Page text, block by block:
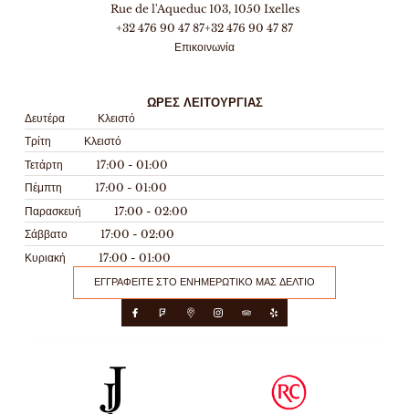
Rue de l'Aqueduc 103, 1050 Ixelles
+32 476 90 47 87+32 476 90 47 87
Επικοινωνία
ΏΡΕΣ ΛΕΙΤΟΥΡΓΊΑΣ
Δευτέρα
Κλειστό
Τρίτη
Κλειστό
Τετάρτη
17:00 - 01:00
Πέμπτη
17:00 - 01:00
Παρασκευή
17:00 - 02:00
Σάββατο
17:00 - 02:00
Κυριακή
17:00 - 01:00
ΕΓΓΡΑΦΕΊΤΕ ΣΤΟ ΕΝΗΜΕΡΩΤΙΚΌ ΜΑΣ ΔΕΛΤΊΟ